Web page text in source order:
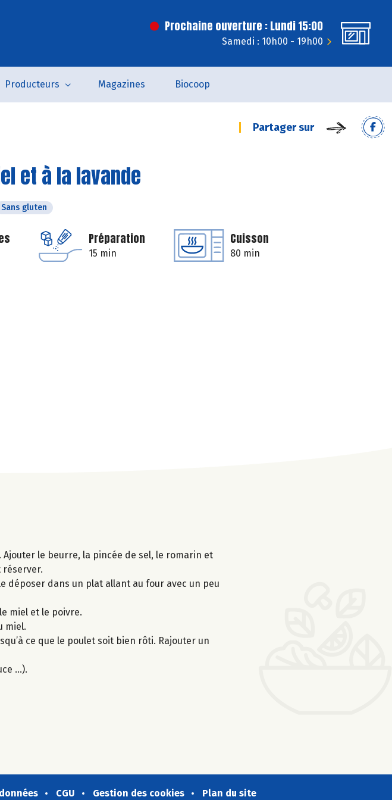
Prochaine ouverture : Lundi 15:00
Samedi : 10h00 - 19h00
Producteurs Magazines Biocoop
Partager sur
et à la lavande
Sans gluten
Préparation
15 min
Cuisson
80 min
Ajouter le beurre, la pincée de sel, le romarin et
réserver.
déposer dans un plat allant au four avec un peu
miel et le poivre.
miel.
ce que le poulet soit bien rôti. Rajouter un
…).
CGU Gestion des cookies Plan du site